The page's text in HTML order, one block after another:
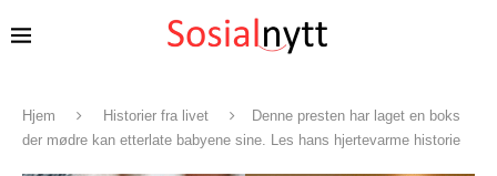
Hjem Historier fra livet
Denne presten har laget en boks
der mødre kan etterlate babyene sine. Les hans hjertevarme historie